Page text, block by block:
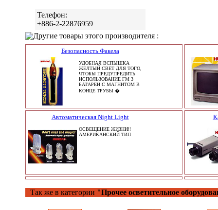
Телефон:
+886-2-22876959
Другие товары этого производителя :
Безопасность Факела
УДОБНАЯ ВСПЫШКА
ЖЕЛТЫЙ СВЕТ ДЛЯ ТОГО,
ЧТОБЫ ПРЕДУПРЕДИТЬ
ИСПОЛЬЗОВАНИЕ ГМ 3
БАТАРЕИ С МАГНИТОМ В
КОНЦЕ ТРУБЫ �
Автоматическая Night Light
ОСВЕЩЕНИЕ ЖИЗНИ!!
АМЕРИКАНСКИЙ ТИП
Так же в категории "Прочее осветительное